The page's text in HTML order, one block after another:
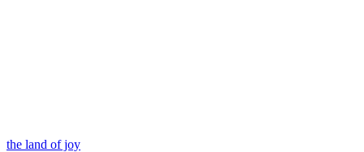
the land of joy